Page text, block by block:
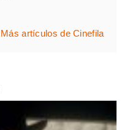
Más artículos de Cinefila